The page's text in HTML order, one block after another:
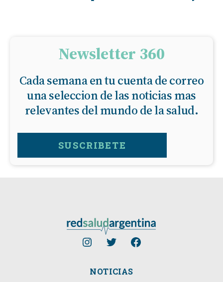
Newsletter 360
Cada semana en tu cuenta de correo
una seleccion de las noticias mas
relevantes del mundo de la salud.
SUSCRIBETE
NOTICIAS